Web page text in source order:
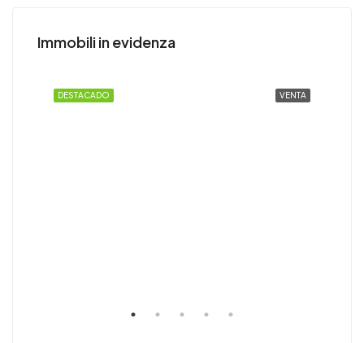
Immobili in evidenza
VENTA
DESTACADO
$540,000